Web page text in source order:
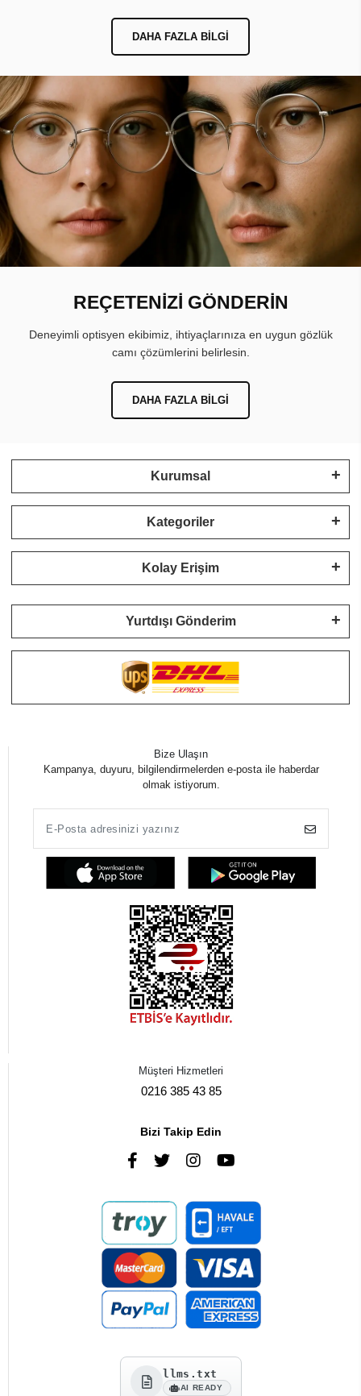
DAHA FAZLA BILGI
REÇETENİZİ GÖNDERİN
Deneyimli optisyen ekibimiz, ihtiyaçlarınıza en uygun gözlük
camı çözümlerini belirlesin.
DAHA FAZLA BILGI
Kurumsal
Kategoriler
Kolay Erişim
Yurtdışı Gönderim
Bize Ulaşın
Kampanya, duyuru, bilgilendirmelerden e-posta ile haberdar
olmak istiyorum.
Müşteri Hizmetleri
0216 385 43 85
Bizi Takip Edin
llms.txt
AI READY